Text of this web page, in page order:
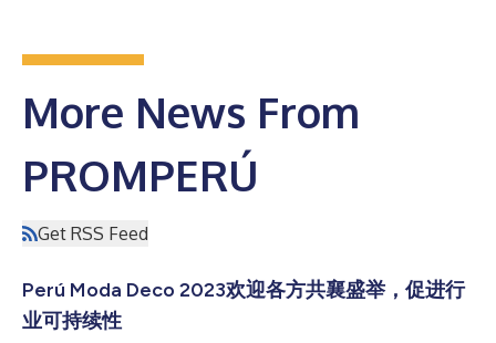
More News From
PROMPERÚ
Get RSS Feed
Perú Moda Deco 2023欢迎各方共襄盛举，促进行
业可持续性